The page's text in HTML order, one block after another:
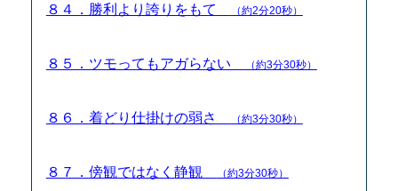
８４．勝利より誇りをもて （約2分20秒）
８５．ツモってもアガらない （約3分30秒）
８６．着どり仕掛けの弱さ （約3分30秒）
８７．傍観ではなく静観 （約3分30秒）